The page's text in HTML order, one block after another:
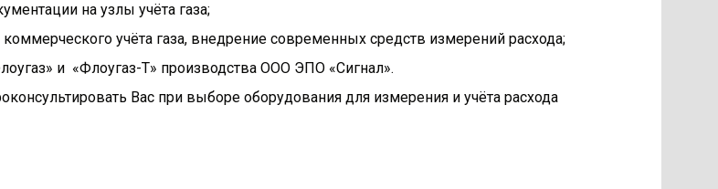
на узлы учёта газа;
учёта газа, внедрение современных средств измерений расхода;
и «Флоугаз-Т» производства ООО ЭПО «Сигнал».
Вас при выборе оборудования для измерения и учёта расхода